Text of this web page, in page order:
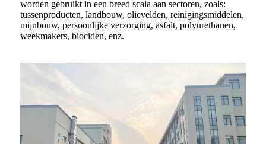
worden gebruikt in een breed scala aan sectoren, zoals:
tussenproducten, landbouw, olievelden, reinigingsmiddelen,
mijnbouw, persoonlijke verzorging, asfalt, polyurethanen,
weekmakers, biociden, enz.